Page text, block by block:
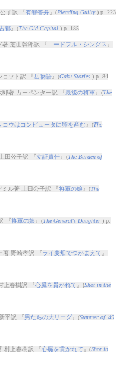
子訳 『有罪答弁』(Pleading Guilty) p. 223
都』(The Old Capital) p. 185
著 芝山幹郎訳 『 ニードフル・シングス 』
ョット訳 『岳物語』(Gaku Stories) p. 84
郎著 カーペンター訳 『最後の将軍』(The
コウはコンピュータに卵を産む』(The
田公子訳 『立証責任』(The Burden of
ミル著 上田公子訳 『将軍の娘 』(The
『将軍の娘 』(The General's Daughter) p.
著 野崎孝訳 『ライ麦畑でつかまえて 』
上春樹訳 『心臓を貫かれて 』(Shot in the
平訳 『男たちの大リーグ』(Summer of '49
村上春樹訳 『心臓を貫かれて 』(Shot in